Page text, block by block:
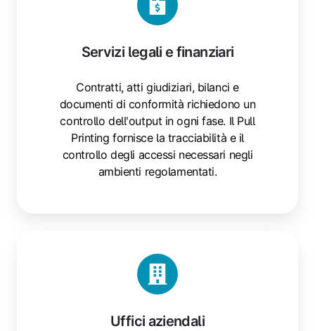
Servizi legali e finanziari
Contratti, atti giudiziari, bilanci e
documenti di conformità richiedono un
controllo dell'output in ogni fase. Il Pull
Printing fornisce la tracciabilità e il
controllo degli accessi necessari negli
ambienti regolamentati.
Uffici aziendali
aziendali